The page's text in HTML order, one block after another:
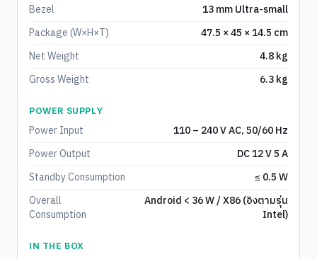
Bezel
13 mm Ultra-small
Package (W×H×T)
47.5 × 45 × 14.5 cm
Net Weight
4.8 kg
Gross Weight
6.3 kg
POWER SUPPLY
Power Input
110 – 240 V AC, 50/60 Hz
Power Output
DC 12 V 5 A
Standby Consumption
≤ 0.5 W
Overall
Consumption
Android < 36 W / X86 (อิงตามรุ่น
Intel)
IN THE BOX